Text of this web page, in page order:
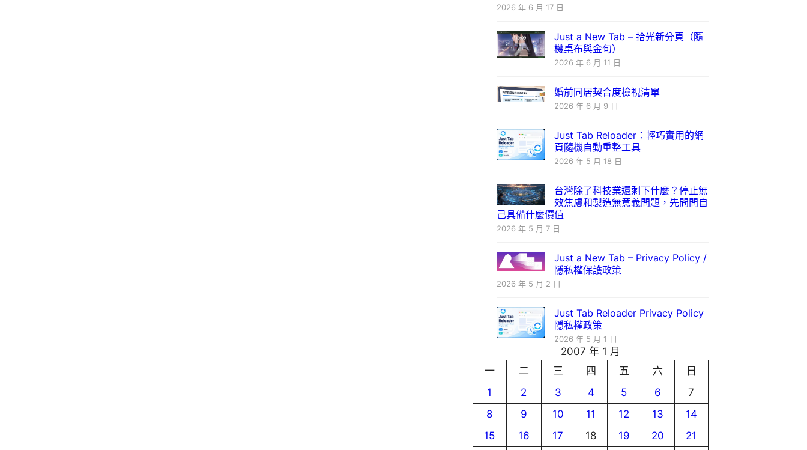
2026 年 6 月 17 日
Just a New Tab – 拾光新分頁（隨
機桌布與金句）
2026 年 6 月 11 日
婚前同居契合度檢視清單
2026 年 6 月 9 日
Just Tab Reloader：輕巧實用的網
頁隨機自動重整工具
2026 年 5 月 18 日
台灣除了科技業還剩下什麼？停止無
效焦慮和製造無意義問題，先問問自
己具備什麼價值
2026 年 5 月 7 日
Just a New Tab – Privacy Policy /
隱私權保護政策
2026 年 5 月 2 日
Just Tab Reloader Privacy Policy
隱私權政策
2026 年 5 月 1 日
2007 年 1 月
一
二 三 四 五 六
日
1
2 3 4 5 6
7
8
9 10 11 12 13
14
15
16 17 18 19 20
21